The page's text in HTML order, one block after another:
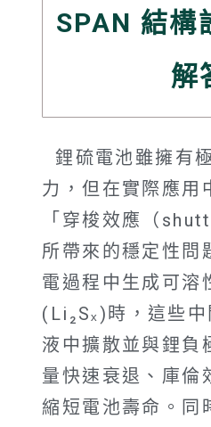
SPAN 結構
解
鋰硫電池雖擁有
力，但在實際應用
「穿梭效應（
所帶來的穩定性問
電過程中生成可溶
(Li₂Sₓ)時，這些
液中擴散並與鋰負
量快速衰退、庫倫
縮短電池壽命。同